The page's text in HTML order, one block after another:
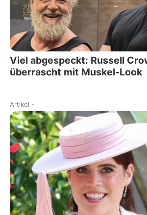
Viel abgespeckt: Russell
überrascht mit Muskel-Look
Artikel -